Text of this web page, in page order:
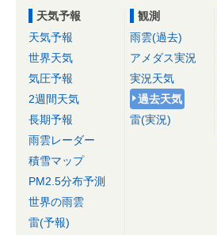
天気予報
天気予報
世界天気
気圧予報
2週間天気
長期予報
雨雲レーダー
積雪マップ
PM2.5分布予測
世界の雨雲
雷(予報)
観測
雨雲(過去)
アメダス実況
実況天気
過去天気
雷(実況)